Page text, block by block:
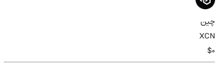
چین
XCN
$0